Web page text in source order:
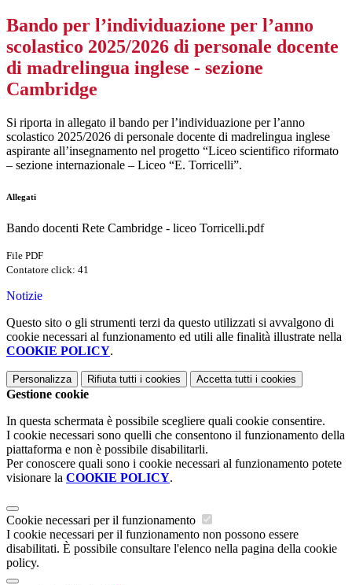
Bando per l’individuazione per l’anno
scolastico 2025/2026 di personale docente
di madrelingua inglese - sezione
Cambridge
Si riporta in allegato il bando per l’individuazione per l’anno
scolastico 2025/2026 di personale docente di madrelingua inglese
aspirante all’insegnamento nel progetto “Liceo scientifico riformato
– sezione internazionale – Liceo “E. Torricelli”.
Allegati
Bando docenti Rete Cambridge - liceo Torricelli.pdf
File PDF
Contatore click: 41
Notizie
Questo sito o gli strumenti terzi da questo utilizzati si avvalgono di
cookie necessari al funzionamento ed utili alle finalità illustrate nella
COOKIE POLICY.
Personalizza Rifiuta tutti i cookies Accetta tutti i cookies
Gestione cookie
In questa schermata è possibile scegliere quali cookie consentire.
I cookie necessari sono quelli che consentono il funzionamento della
piattaforma e non è possibile disabilitarli.
Per conoscere quali sono i cookie necessari al funzionamento potete
visionare la COOKIE POLICY.
Cookie necessari per il funzionamento
I cookie necessari per il funzionamento non possono essere
disabilitati. È possibile consultare l'elenco nella pagina della cookie
policy.